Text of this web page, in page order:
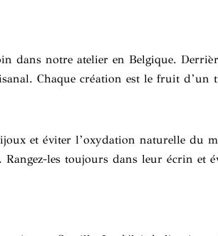
dans notre atelier en Belgique.
Chaque création est le fruit
et éviter l’oxydation naturelle du
les toujours dans leur écrin et